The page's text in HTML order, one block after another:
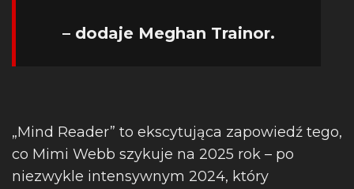
– dodaje Meghan Trainor.
„Mind Reader” to ekscytująca zapowiedź tego,
co Mimi Webb szykuje na 2025 rok – po
niezwykle intensywnym 2024, który